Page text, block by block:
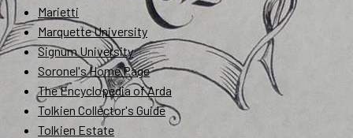
Marietti
Marquette University
Signum University
Soronel's Home Page
The Encyclopedia of Arda
Tolkien Collector's Guide
Tolkien Estate